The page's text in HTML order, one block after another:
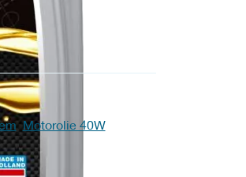
,Motorolie 40W